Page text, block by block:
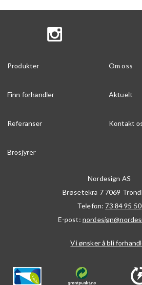
Produkter Om oss
Finn forhandler Aktuelt
Referanser Kontakt
Brosjyrer
Nordesign AS
Brøsetekra 7 7069
Telefon: 73 84 95 50
E-post:
Vi ønsker å bli